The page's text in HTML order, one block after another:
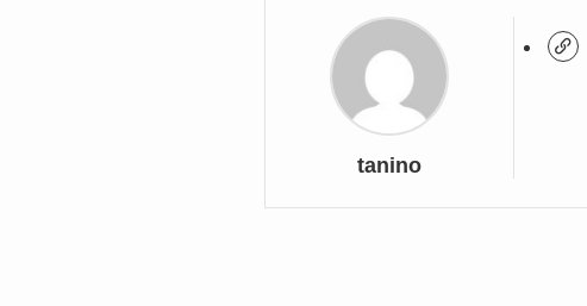
tanino